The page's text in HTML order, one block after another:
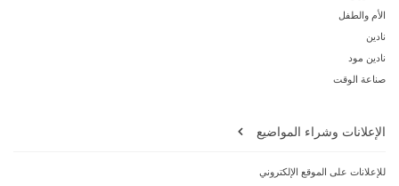
الأم والطفل
نادين
نادين مود
صناعة الوقت
الإعلانات وشراء المواضيع
للإعلانات على الموقع الإلكتروني